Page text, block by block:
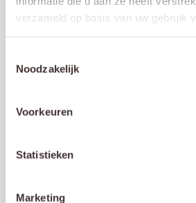
verzameld op basis van uw gebruik
Noodzakelijk
Voorkeuren
Statistieken
Marketing